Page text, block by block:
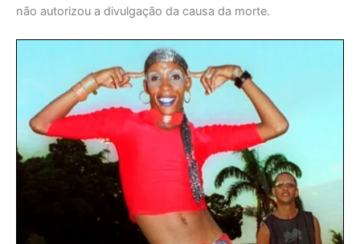
não autorizou a divulgação da causa da morte.